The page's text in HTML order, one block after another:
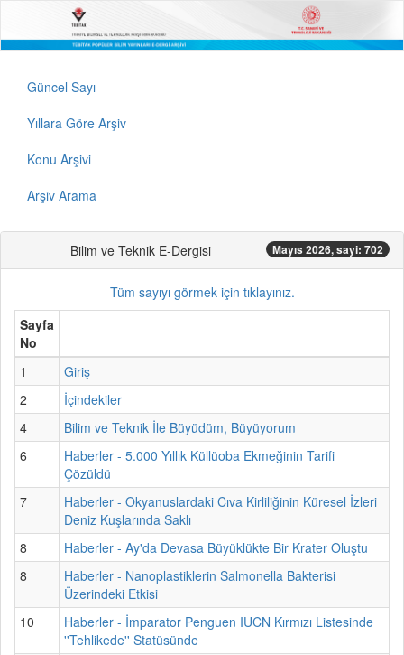
Güncel Sayı
Yıllara Göre Arşiv
Konu Arşivi
Arşiv Arama
Bilim ve Teknik E-Dergisi Mayıs 2026, sayi: 702
Tüm sayıyı görmek için tıklayınız.
Sayfa
No
1
Giriş
2
İçindekiler
4
Bilim ve Teknik İle Büyüdüm, Büyüyorum
6
Haberler - 5.000 Yıllık Küllüoba Ekmeğinin Tarifi
Çözüldü
7
Haberler - Okyanuslardaki Cıva Kirliliğinin Küresel İzleri
Deniz Kuşlarında Saklı
8
Haberler - Ay'da Devasa Büyüklükte Bir Krater Oluştu
8
Haberler - Nanoplastiklerin Salmonella Bakterisi
Üzerindeki Etkisi
10
Haberler - İmparator Penguen IUCN Kırmızı Listesinde
''Tehlikede'' Statüsünde